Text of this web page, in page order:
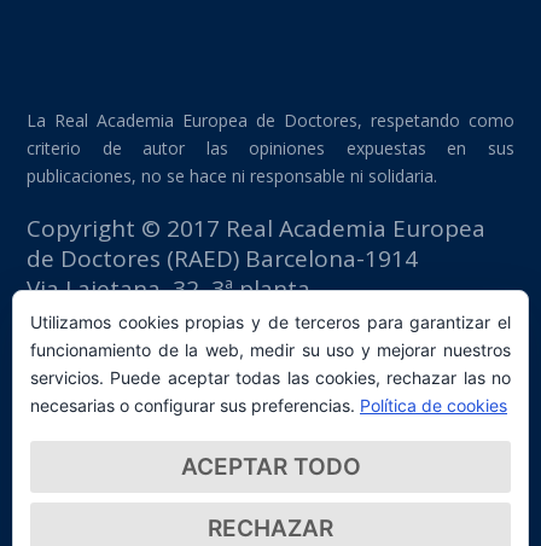
La Real Academia Europea de Doctores, respetando como
criterio de autor las opiniones expuestas en sus
publicaciones, no se hace ni responsable ni solidaria.
Copyright © 2017 Real Academia Europea
de Doctores (RAED) Barcelona-1914
Via Laietana, 32, 3ª planta
Edificio Fomento del Trabajo
08003 Barcelona (España)
tlf: +34 93 667 40 54
secretaria@raed.academy
Contacto y suscripción Newsletter
Política de privacidad
Utilizamos cookies propias y de terceros para garantizar el
funcionamiento de la web, medir su uso y mejorar nuestros
servicios. Puede aceptar todas las cookies, rechazar las no
necesarias o configurar sus preferencias. Política de cookies
ACEPTAR TODO
RECHAZAR